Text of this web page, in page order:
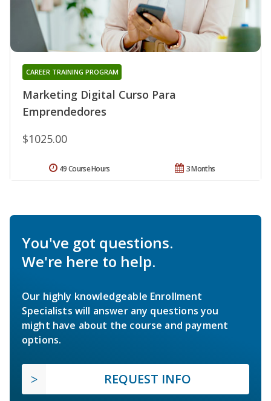
Marketing Digital Curso Para
Emprendedores
CAREER TRAINING PROGRAM
$1025.00
3 Months
49 Course Hours
You've got questions.
We're here to help.
Our highly knowledgeable Enrollment
Specialists will answer any questions you
might have about the course and payment
options.
REQUEST INFO